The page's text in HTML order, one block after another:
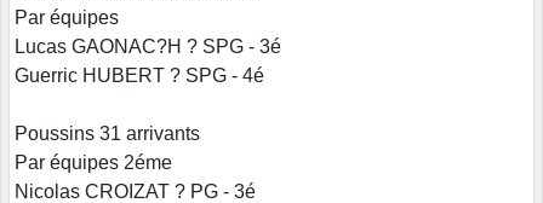
Par équipes
Lucas GAONAC?H ? SPG - 3é
Guerric HUBERT ? SPG - 4é
Poussins 31 arrivants
Par équipes 2éme
Nicolas CROIZAT ? PG - 3é